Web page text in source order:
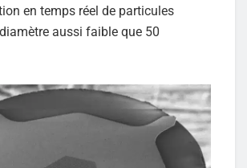
en temps réel de particules
aussi faible que 50